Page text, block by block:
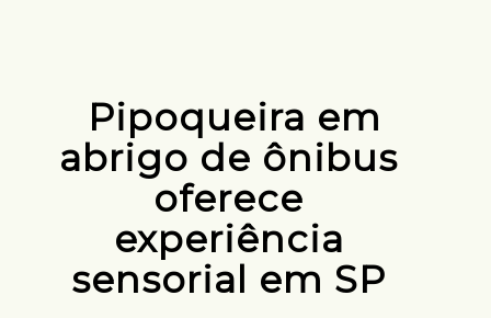
Pipoqueira em
abrigo de ônibus
oferece
experiência
sensorial em SP